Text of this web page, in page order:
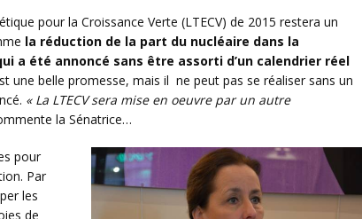
pour la Croissance Verte (LTECV) de 2015 restera un
la réduction de la part du nucléaire dans la
a été annoncé sans être assorti d’un calendrier réel
une belle promesse, mais il ne peut pas se réaliser sans un
« La LTECV sera mise en oeuvre par un autre
la Sénatrice…
pour
Par
les
de